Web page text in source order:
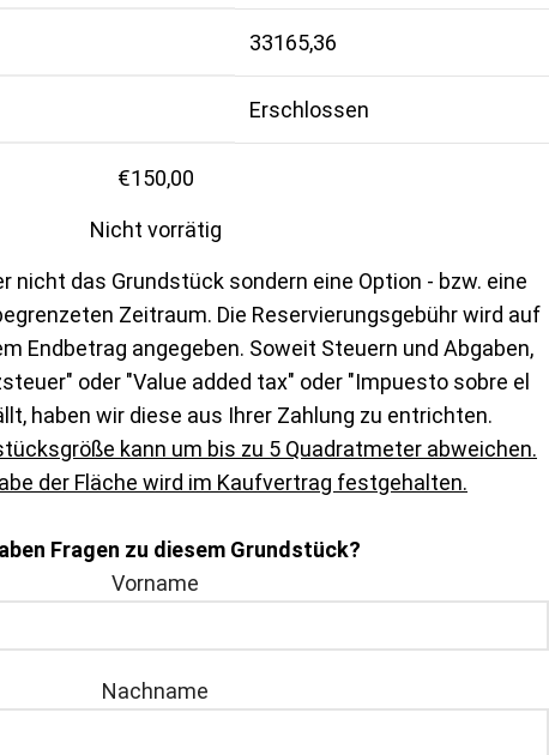
33165,36
Erschlossen
€150,00
Nicht vorrätig
nicht das Grundstück sondern eine Option - bzw. eine
Zeitraum. Die Reservierungsgebühr wird auf
Endbetrag angegeben. Soweit Steuern und Abgaben,
oder "Value added tax" oder "Impuesto sobre el
haben wir diese aus Ihrer Zahlung zu entrichten.
kann um bis zu 5 Quadratmeter abweichen.
der Fläche wird im Kaufvertrag festgehalten.
Fragen zu diesem Grundstück?
Vorname
Nachname